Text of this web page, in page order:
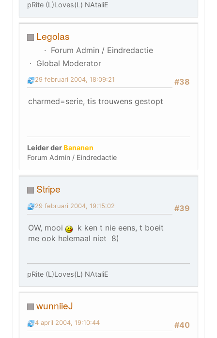
pRite (L)Loves(L) NAtaliE
Legolas
Forum Admin / Eindredactie
Global Moderator
#38
29 februari 2004, 18:09:21
charmed=serie, tis trouwens gestopt
Leider der Bananen
Forum Admin / Eindredactie
Stripe
#39
29 februari 2004, 19:15:02
OW, mooi
k ken t nie eens, t boeit
me ook helemaal niet 8)
pRite (L)Loves(L) NAtaliE
wunniieJ
#40
4 april 2004, 19:10:44